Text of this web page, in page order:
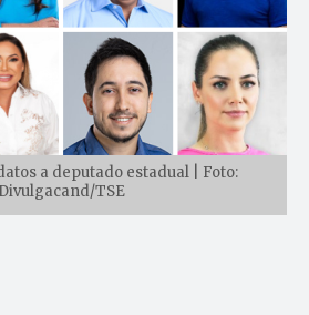
a deputado estadual | Foto:
Divulgacand/TSE